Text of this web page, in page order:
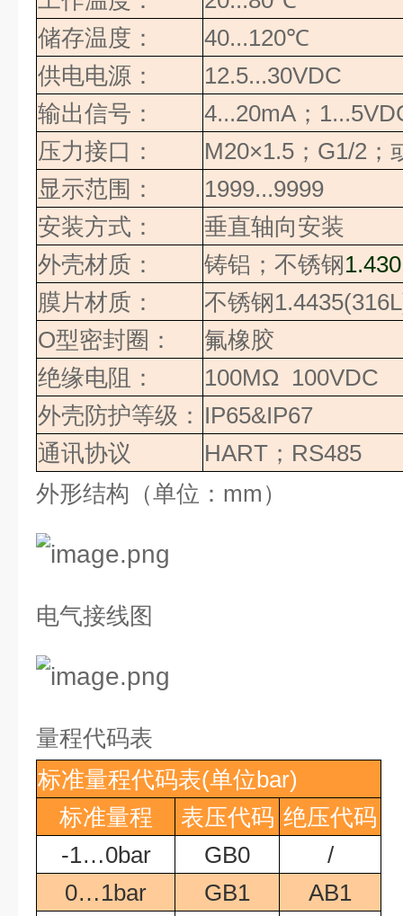
储存温度：
40...120℃
供电电源：
12.5...30VDC
输出信号：
4...20mA ； 1...
压力接口：
M20×1.5 ； G1/2
显示范围：
1999...9999
安装方式：
垂直轴向安装
外壳材质：
铸铝；不锈钢
膜片材质：
不锈钢
O型密封圈：
氟橡胶
绝缘电阻：
100MΩ 100VDC
外壳防护等级： IP65&IP67
通讯协议
HART ； RS485
外形结构（单位： mm ）
电气接线图
量程代码表
标准量程代码表(单位bar)
标准量程
表压代码 绝压代码
-1…0bar
GB0
/
0…1bar
GB1
AB1